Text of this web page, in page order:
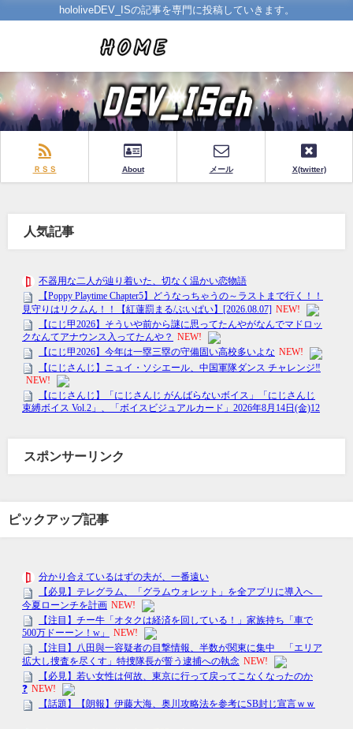
hololiveDEV_ISの記事を専門に投稿していきます。
ＲＳＳ About メール X(twitter)
人気記事
スポンサーリンク
ピックアップ記事